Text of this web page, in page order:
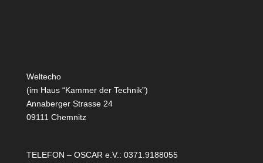
Weltecho
(im Haus “Kammer der Technik”)
Annaberger Strasse 24
09111 Chemnitz
TELEFON – OSCAR e.V.: 0371.9188055